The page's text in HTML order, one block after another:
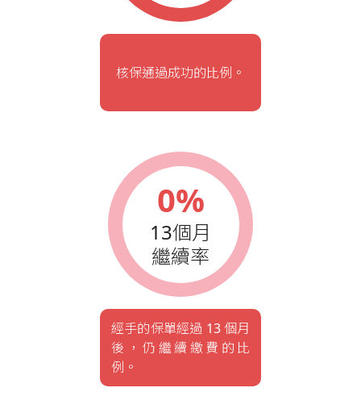
核保通過成功的比例。
0%
13個月
繼續率
經手的保單經過 13 個月
後，仍繼續繳費的比
例。